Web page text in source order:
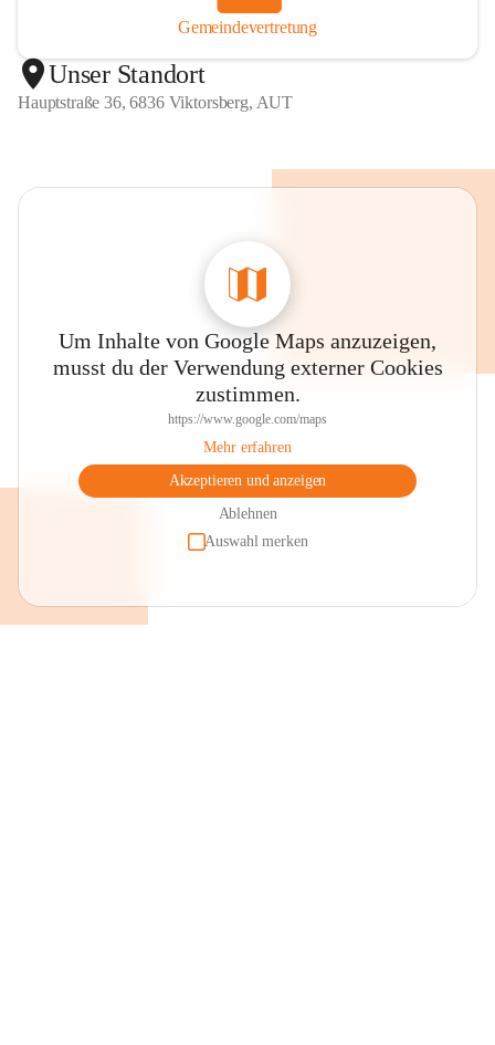
Gemeindevertretung
Unser Standort
Hauptstraße 36, 6836 Viktorsberg, AUT
Um Inhalte von Google Maps anzuzeigen,
musst du der Verwendung externer Cookies
zustimmen.
https://www.google.com/maps
Mehr erfahren
Akzeptieren und anzeigen
Ablehnen
Auswahl merken